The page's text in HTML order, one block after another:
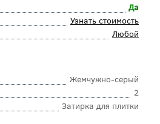
Да
Узнать стоимость
Любой
Жемчужно-серый
2
Затирка для плитки